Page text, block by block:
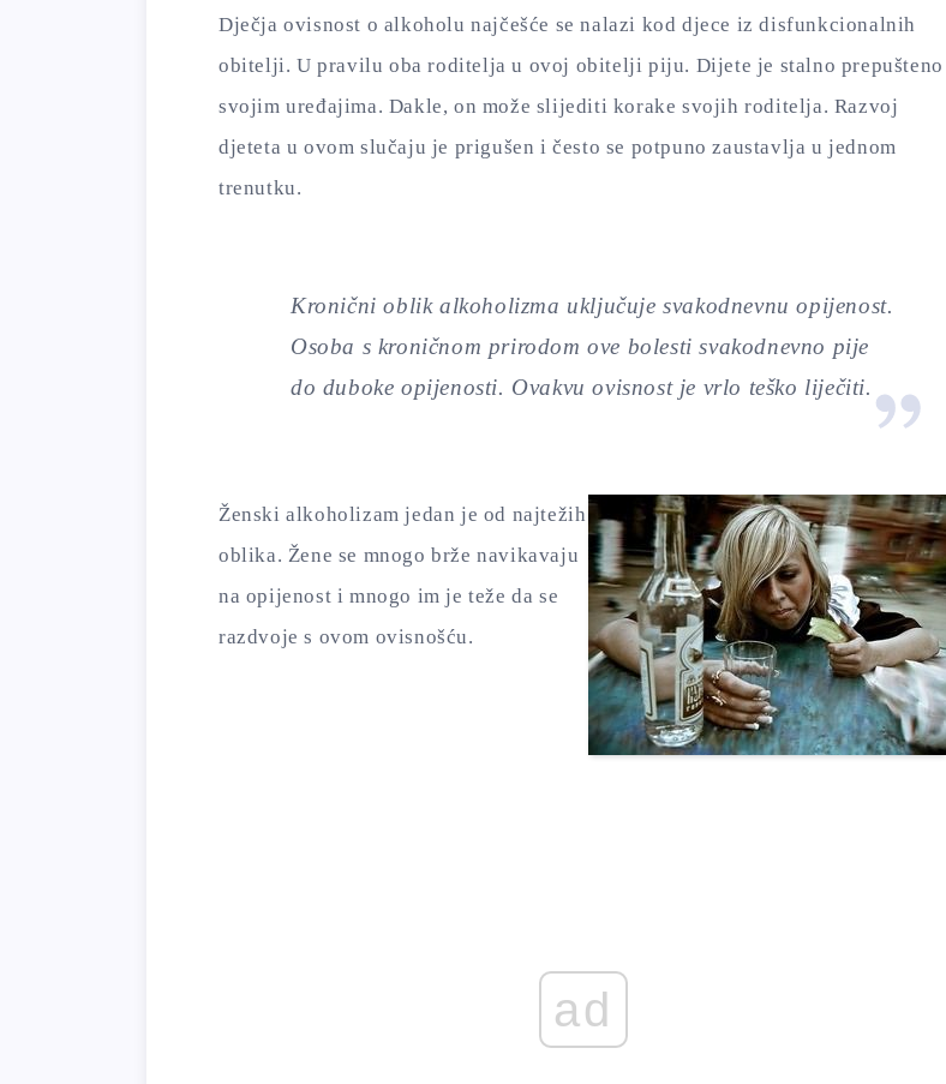
Dječja ovisnost o alkoholu najčešće se nalazi kod djece iz disfunkcionalnih
obitelji. U pravilu oba roditelja u ovoj obitelji piju. Dijete je stalno prepušteno
svojim uređajima. Dakle, on može slijediti korake svojih roditelja. Razvoj
djeteta u ovom slučaju je prigušen i često se potpuno zaustavlja u jednom
trenutku.
Kronični oblik alkoholizma uključuje svakodnevnu opijenost.
Osoba s kroničnom prirodom ove bolesti svakodnevno pije
do duboke opijenosti. Ovakvu ovisnost je vrlo teško liječiti.
Ženski alkoholizam jedan je od najtežih
oblika. Žene se mnogo brže navikavaju
na opijenost i mnogo im je teže da se
razdvoje s ovom ovisnošću.
ad